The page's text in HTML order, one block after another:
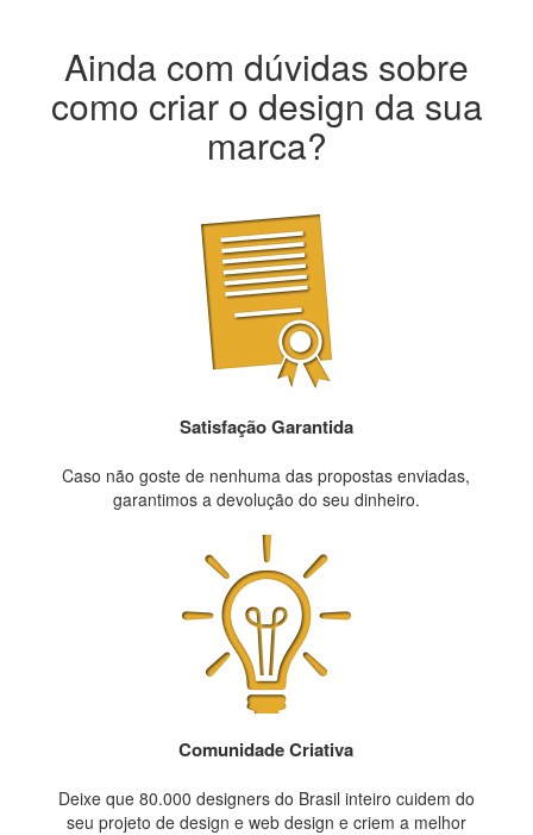
Ainda com dúvidas sobre
como criar o design da sua
marca?
Satisfação Garantida
Caso não goste de nenhuma das propostas enviadas,
garantimos a devolução do seu dinheiro.
Comunidade Criativa
Deixe que 80.000 designers do Brasil inteiro cuidem do
seu projeto de design e web design e criem a melhor